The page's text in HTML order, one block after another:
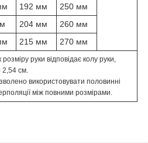
192 мм
250 мм
204 мм
260 мм
215 мм 270 мм
руки відповідає колу руки,
см.
використовувати половинні
між повними розмірами.